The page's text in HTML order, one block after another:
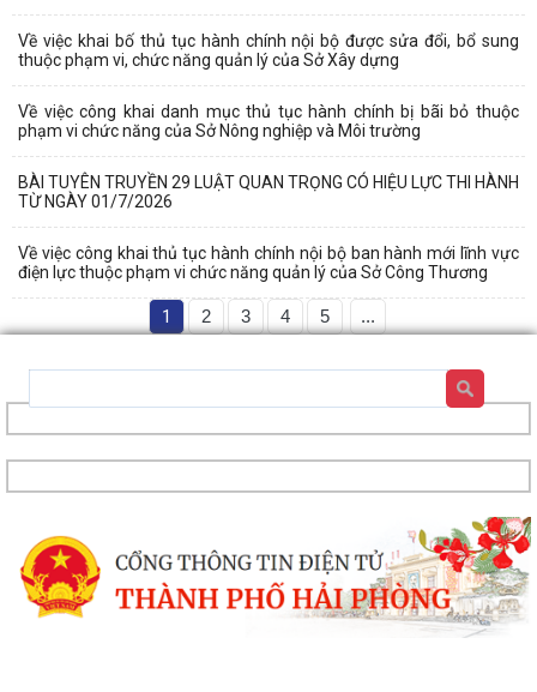
Về việc khai bố thủ tục hành chính nội bộ được sửa đổi, bổ sung
thuộc phạm vi, chức năng quản lý của Sở Xây dựng
Về việc công khai danh mục thủ tục hành chính bị bãi bỏ thuộc
phạm vi chức năng của Sở Nông nghiệp và Môi trường
BÀI TUYÊN TRUYỀN 29 LUẬT QUAN TRỌNG CÓ HIỆU LỰC THI HÀNH
TỪ NGÀY 01/7/2026
Về việc công khai thủ tục hành chính nội bộ ban hành mới lĩnh vực
điện lực thuộc phạm vi chức năng quản lý của Sở Công Thương
1 2 3 4 5 ...